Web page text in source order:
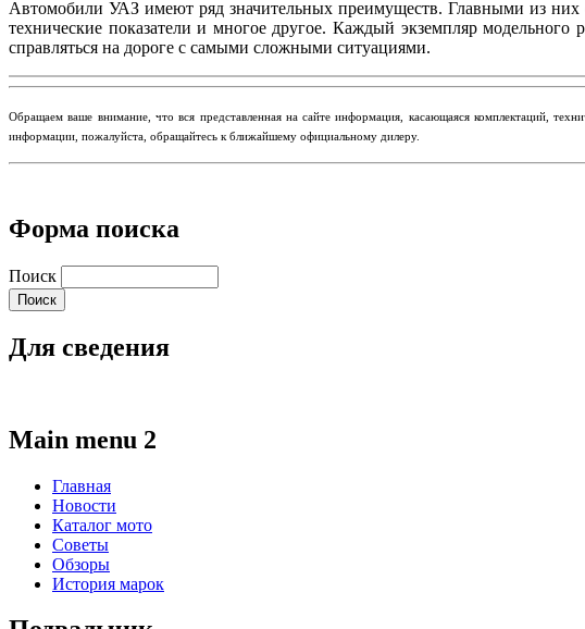
Автомобили УАЗ имеют ряд значительных преимуществ. Главными из них
технические показатели и многое другое. Каждый экземпляр
справляться на дороге с самыми сложными ситуациями.
​Обращаем ваше внимание, что вся представленная на сайте информация, касающаяся комплектаций,
информации, пожалуйста, обращайтесь к ближайшему официальному дилеру.
Форма поиска
Поиск
Для сведения
Main menu 2
Главная
Новости
Каталог мото
Советы
Обзоры
История марок